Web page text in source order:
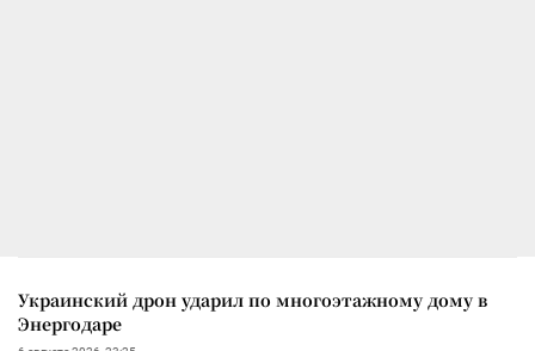
Украинский дрон ударил по многоэтажному дому в
Энергодаре